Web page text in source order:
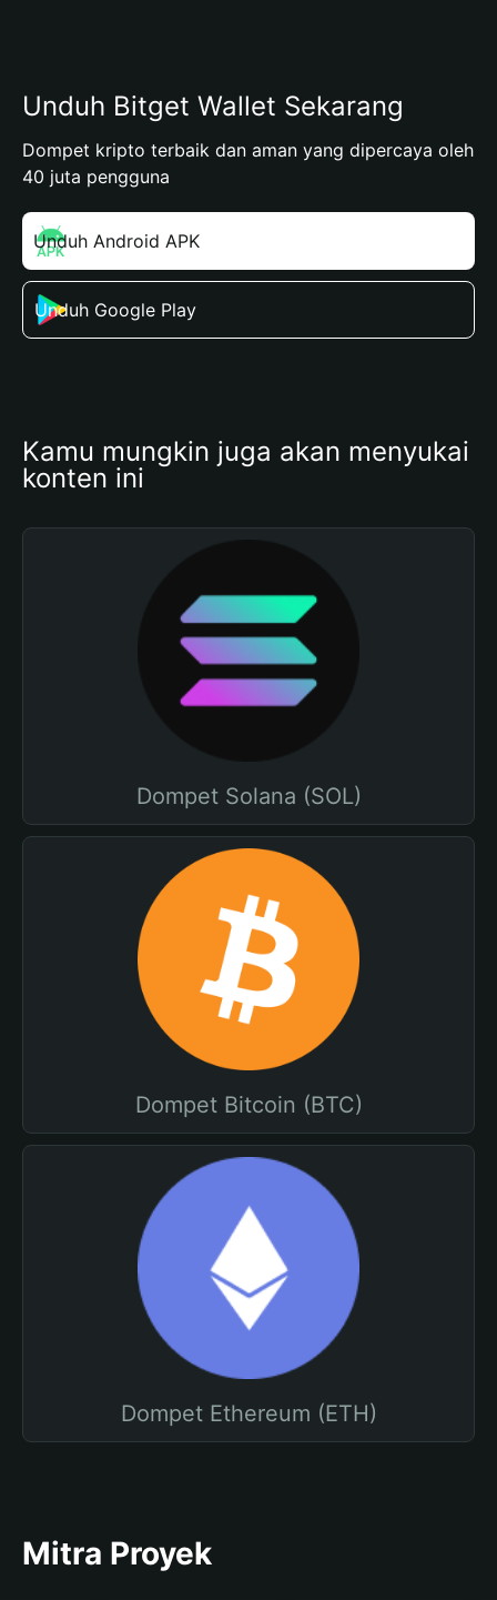
Unduh Bitget Wallet Sekarang
Dompet kripto terbaik dan aman yang dipercaya oleh
40 juta pengguna
Unduh Android APK
Unduh Google Play
Kamu mungkin juga akan menyukai
konten ini
Dompet Solana (SOL)
Dompet Bitcoin (BTC)
Dompet Ethereum (ETH)
Mitra Proyek